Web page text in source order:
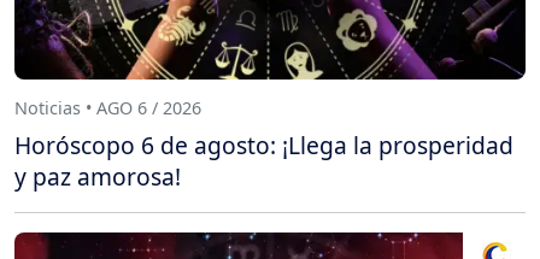
Noticias • AGO 6 / 2026
Horóscopo 6 de agosto: ¡Llega la prosperidad
y paz amorosa!